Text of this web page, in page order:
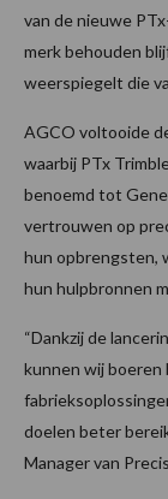
van de nieuwe
merk behouden
weerspiegelt die
AGCO voltooide
waarbij PTx
benoemd tot
vertrouwen op
hun opbrengsten,
hun hulpbronnen
“Dankzij de
kunnen wij
doelen beter
Manager van